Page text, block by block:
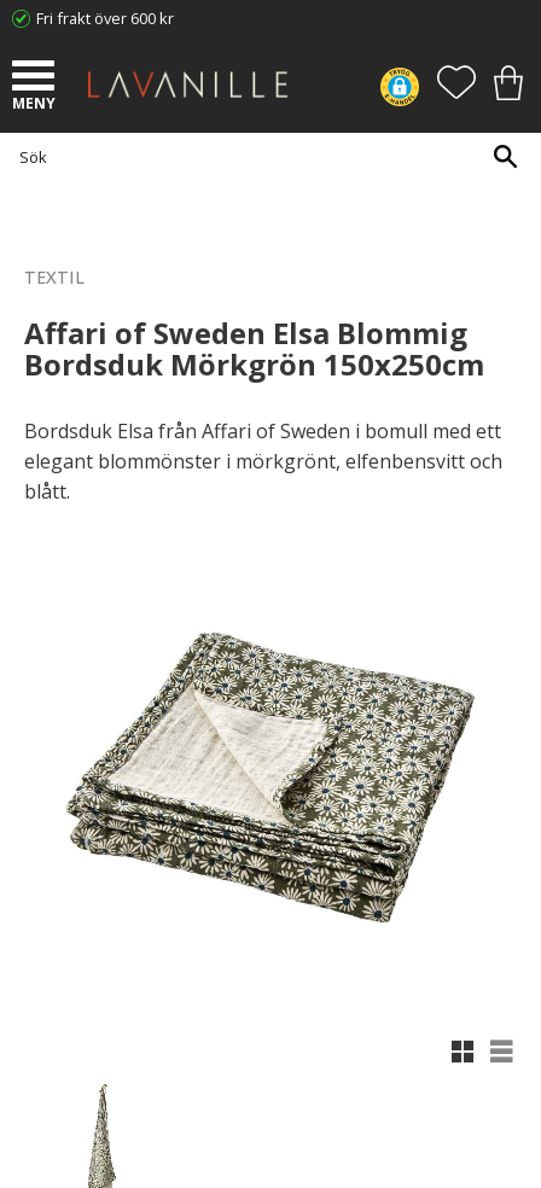
Fri frakt över 600 kr
TEXTIL
Affari of Sweden Elsa Blommig
Bordsduk Mörkgrön 150x250cm
Bordsduk Elsa från Affari of Sweden i bomull med ett
elegant blommönster i mörkgrönt, elfenbensvitt och
blått.